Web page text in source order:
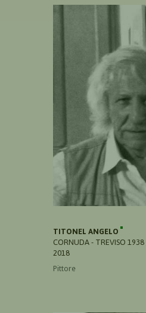
TITONEL ANGELO
CORNUDA - TREVISO
2018
Pittore